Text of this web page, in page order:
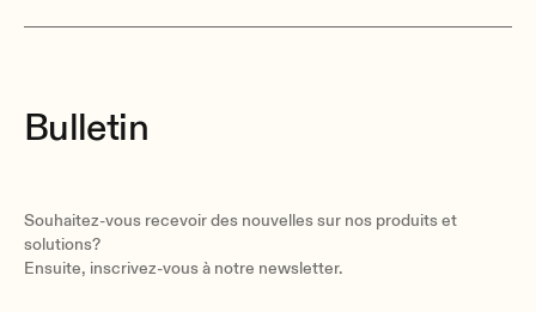
Bulletin
Souhaitez-vous recevoir des nouvelles sur nos produits et
solutions?
Ensuite, inscrivez-vous à notre newsletter.